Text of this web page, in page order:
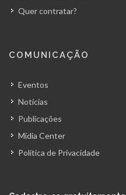
Quer contratar?
COMUNICAÇÃO
Eventos
Notícias
Publicações
Mídia Center
Política de Privacidade